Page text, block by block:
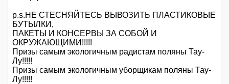
p.s.НЕ СТЕСНЯЙТЕСЬ ВЫВОЗИТЬ ПЛАСТИКОВЫЕ
БУТЫЛКИ,
ПАКЕТЫ И КОНСЕРВЫ ЗА СОБОЙ И
ОКРУЖАЮЩИМИ!!!!!
Призы самым экологичным радистам поляны Тау-
Лу!!!!!
Призы самым экологичным уборщикам поляны Тау-
Лу!!!!!